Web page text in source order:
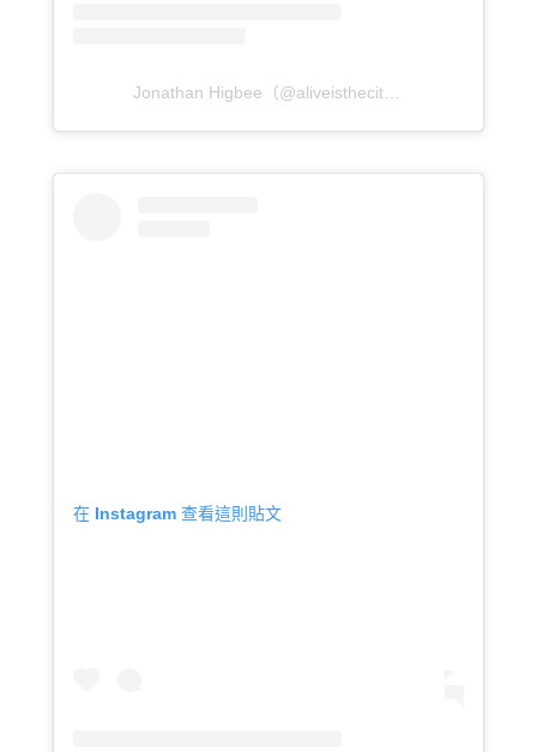
Jonathan Higbee（@aliveisthecity）分享的貼文
在 Instagram 查看這則貼文